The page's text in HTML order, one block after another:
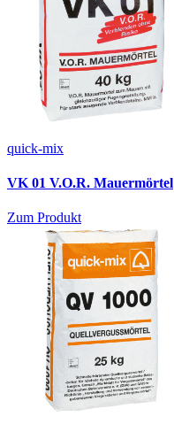
quick-mix
VK 01 V.O.R. Mauermörtel
Zum Produkt